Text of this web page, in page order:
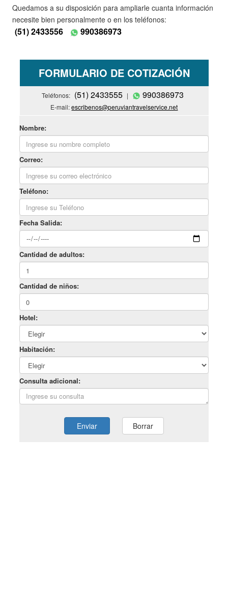
Quedamos a su disposición para ampliarle cuanta información
necesite bien personalmente o en los teléfonos:
(51) 2433556 990386973
FORMULARIO DE COTIZACIÓN
Teléfonos: (51) 2433555 | 990386973
E-mail:escribenos@peruviantravelservice.net